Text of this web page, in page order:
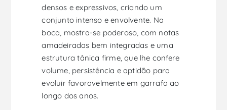
densos e expressivos, criando um
conjunto intenso e envolvente. Na
boca, mostra-se poderoso, com notas
amadeiradas bem integradas e uma
estrutura tânica firme, que lhe confere
volume, persistência e aptidão para
evoluir favoravelmente em garrafa ao
longo dos anos.